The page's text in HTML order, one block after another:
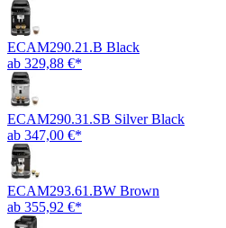
ECAM290.21.B Black
ab 329,88 €*
ECAM290.31.SB Silver Black
ab 347,00 €*
ECAM293.61.BW Brown
ab 355,92 €*